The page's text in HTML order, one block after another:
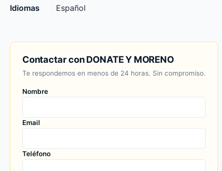
Idiomas
Español
Contactar con DONATE Y MORENO
Te respondemos en menos de 24 horas. Sin compromiso.
Nombre
Email
Teléfono